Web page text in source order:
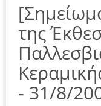
της
- 31/8/